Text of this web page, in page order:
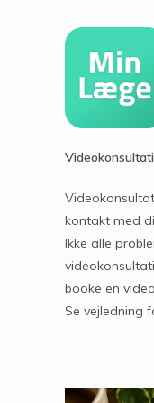
kontakt med
Ikke alle
booke en
Se vejledning